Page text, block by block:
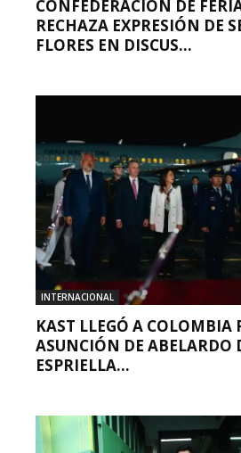
CONFEDERACIÓN DE
RECHAZA EXPRESIÓN DE
FLORES EN DISCUS...
INTERNACIONAL
KAST LLEGÓ A COLOMBIA
ASUNCIÓN DE ABELARDO
ESPRIELLA...